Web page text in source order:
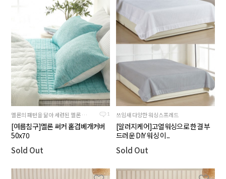
1
멜론의 패턴을 닮아 세련된 멜론 컬러의 여름침구
[여름침구]멜론 써커 홑겹베개커버
50x70
Sold Out
쓰임새 다양한 워싱스프레드
[알러지케어]고열워싱으로 한결 부
드러운 DIY 워싱 이...
Sold Out